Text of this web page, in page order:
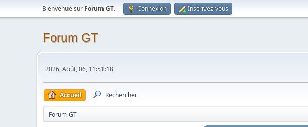
Bienvenue sur Forum GT. Connexion Inscrivez-vous
Forum GT
2026, Août, 06, 11:51:18
Accueil Rechercher
Forum GT